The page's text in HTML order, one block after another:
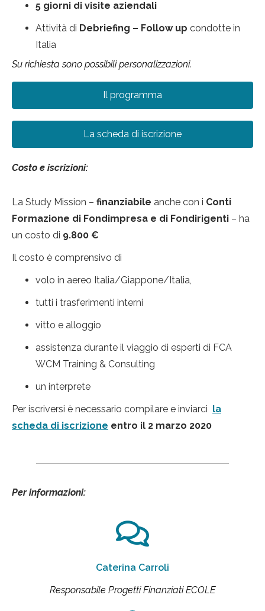
5 giorni di visite aziendali
Attività di Debriefing – Follow up condotte in
Italia
Su richiesta sono possibili personalizzazioni.
Il programma
La scheda di iscrizione
Costo e iscrizioni:
La Study Mission – finanziabile anche con i Conti
Formazione di Fondimpresa e di Fondirigenti – ha
un costo di 9.800 €
Il costo è comprensivo di
volo in aereo Italia/Giappone/Italia,
tutti i trasferimenti interni
vitto e alloggio
assistenza durante il viaggio di esperti di FCA
WCM Training & Consulting
un interprete
Per iscriversi è necessario compilare e inviarci la
scheda di iscrizione entro il 2 marzo 2020
Per informazioni:
Caterina Carroli
Responsabile Progetti Finanziati ECOLE